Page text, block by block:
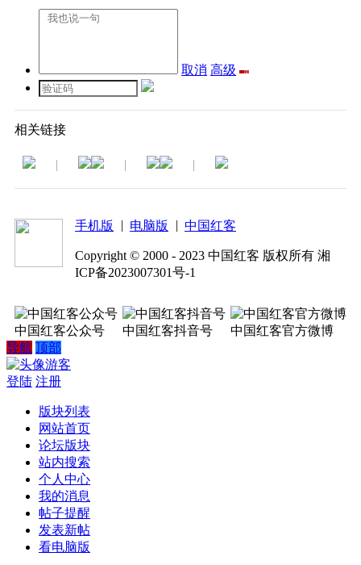
取消 高级
相关链接
| | |
手机版 | 电脑版 | 中国红客
Copyright © 2000 - 2023 中国红客 版权所有 湘
ICP备2023007301号-1
中国红客公众号 中国红客抖音号
中国红客官方微博
导航 顶部
游客
登陆 注册
版块列表
网站首页
论坛版块
站内搜索
个人中心
我的消息
帖子提醒
发表新帖
看电脑版